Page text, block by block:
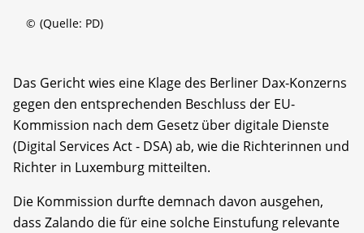
© (Quelle: PD)
Das Gericht wies eine Klage des Berliner Dax-Konzerns
gegen den entsprechenden Beschluss der EU-
Kommission nach dem Gesetz über digitale Dienste
(Digital Services Act - DSA) ab, wie die Richterinnen und
Richter in Luxemburg mitteilten.
Die Kommission durfte demnach davon ausgehen,
dass Zalando die für eine solche Einstufung relevante